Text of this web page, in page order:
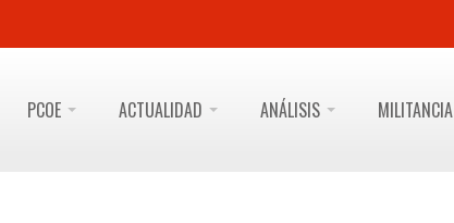
PCOE ACTUALIDAD ANÁLISIS MILITANCIA